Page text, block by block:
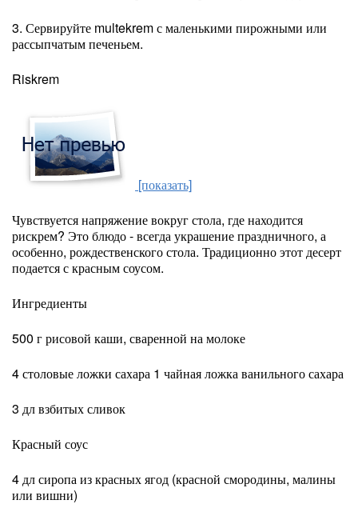
3. Сервируйте multekrem с маленькими пирожными или
рассыпчатым печеньем.
Riskrem
[показать]
Чувствуется напряжение вокруг стола, где находится
рискрем? Это блюдо - всегда украшение праздничного, а
особенно, рождественского стола. Традиционно этот десерт
подается с красным соусом.
Ингредиенты
500 г рисовой каши, сваренной на молоке
4 столовые ложки сахара 1 чайная ложка ванильного сахара
3 дл взбитых сливок
Красный соус
4 дл сиропа из красных ягод (красной смородины, малины
или вишни)